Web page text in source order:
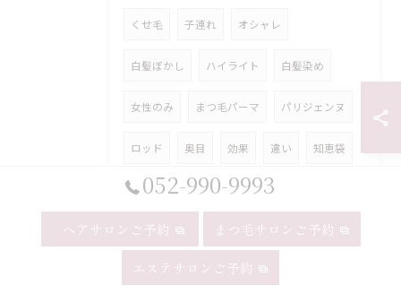
くせ毛 子連れ オシャレ
白髪ぼかし ハイライト 白髪染め
女性のみ まつ毛パーマ パリジェンヌ
ロッド 奥目 効果 違い 知恵袋
ショート レディース 前髪あり
ショートボブ ボブ インナーカラー
イヤリングカラー ロング
052-990-9993
ヘアサロンご予約 まつ毛サロンご予約
エステサロンご予約